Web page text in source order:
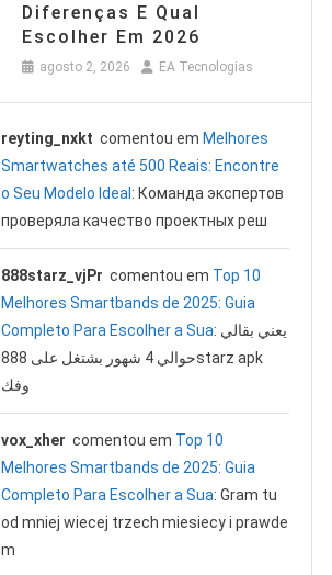
Diferenças E Qual
Escolher Em 2026
agosto 2, 2026 EA Tecnologias
reyting_nxkt comentou em Melhores
Smartwatches até 500 Reais: Encontre
o Seu Modelo Ideal : Команда экспертов
проверяла качество проектных реш
888starz_vjPr comentou em Top 10
Melhores Smartbands de 2025: Guia
Completo Para Escolher a Sua: يعني بقالي
حوالي 4 شهور بشتغل على 888starz apk
وفك
vox_xher comentou em Top 10
Melhores Smartbands de 2025: Guia
Completo Para Escolher a Sua: Gram tu
od mniej wiecej trzech miesiecy i prawde
m